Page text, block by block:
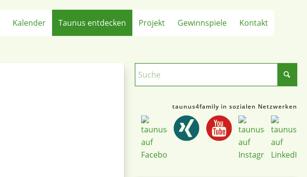
Kalender Taunus entdecken Projekt Gewinnspiele Kontakt
taunus4family in sozialen Netzwerken